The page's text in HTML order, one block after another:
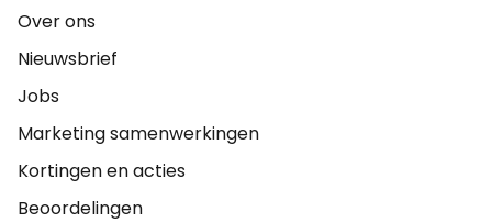
Over ons
Nieuwsbrief
Jobs
Marketing samenwerkingen
Kortingen en acties
Beoordelingen